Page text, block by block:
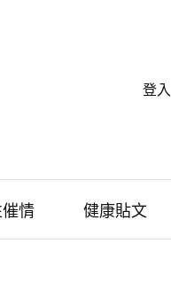
登入
情 健康貼文